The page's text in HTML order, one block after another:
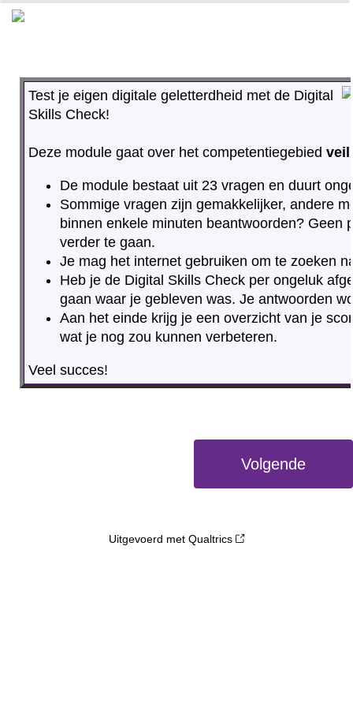
Test je eigen digitale geletterdheid met de Digital
Skills Check!
Deze module gaat over het competentiegebied
De module bestaat uit 23 vragen en duurt
Sommige vragen zijn gemakkelijker, andere
binnen enkele minuten beantwoorden? Geen
verder te gaan.
Je mag het internet gebruiken om te zoeken
Heb je de Digital Skills Check per ongeluk
gaan waar je gebleven was. Je antwoorden
Aan het einde krijg je een overzicht van je
wat je nog zou kunnen verbeteren.
Veel succes!
0%
Uitgevoerd met Qualtrics